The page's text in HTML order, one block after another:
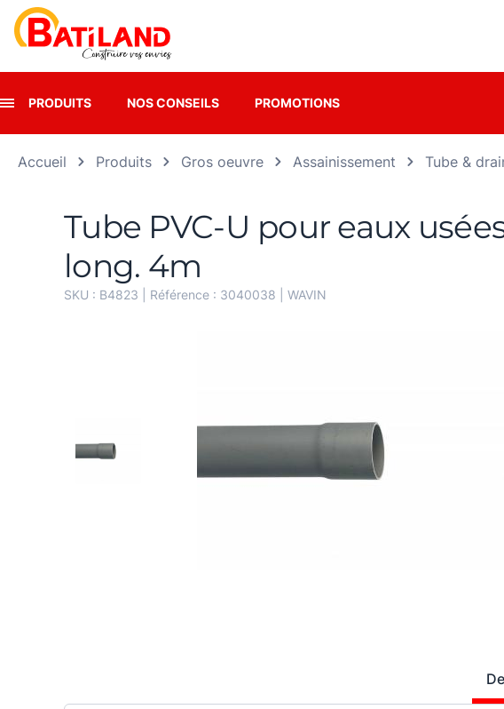
PRODUITS NOS CONSEILS PROMOTIONS
Accueil Produits Gros oeuvre Assainissement Tube &
Tube PVC-U pour eaux
long. 4m
SKU : B4823 | Référence : 3040038 WAVIN
Panneau de gestion des cookies